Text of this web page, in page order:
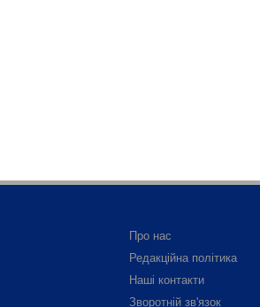
Про нас
Редакційна політика
Наші контакти
Зворотній зв'язок